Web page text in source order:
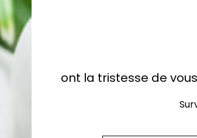
ont la tristesse de